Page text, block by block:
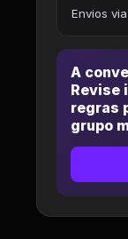
Envios
A
Revise
regras
grupo